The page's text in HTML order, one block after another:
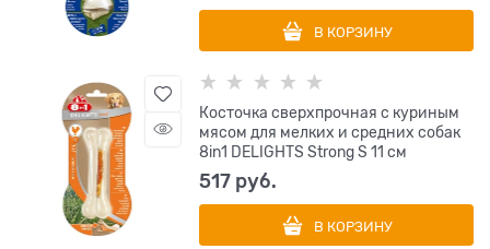
В КОРЗИНУ
Косточка сверхпрочная с куриным
мясом для мелких и средних собак
8in1 DELIGHTS Strong S 11 см
517 руб.
В КОРЗИНУ